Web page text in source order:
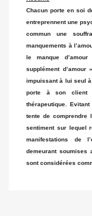
Chacun porte en soi
entreprennent une
commun une
manquements à
le manque
supplément
impuissant à lui seul
porte à son client
thérapeutique.
tente de comprendre
sentiment sur lequel
manifestations de
demeurant soumises
sont considérées